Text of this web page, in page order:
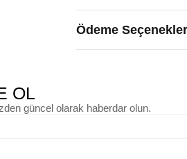
Ödeme
OL
güncel olarak haberdar olun.